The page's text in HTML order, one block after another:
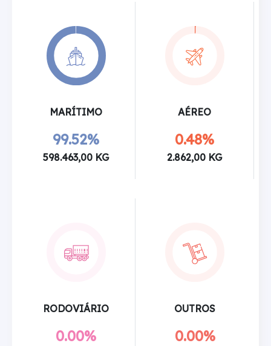
MARÍTIMO
99.52%
598.463,00 KG
AÉREO
0.48%
2.862,00 KG
RODOVIÁRIO
0.00%
OUTROS
0.00%